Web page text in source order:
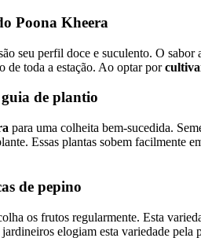
Poona Kheera
seu perfil doce e suculento. O sabor
de toda a estação. Ao optar por
guia de plantio
para uma colheita bem-sucedida.
Essas plantas sobem facilmente
de pepino
os frutos regularmente. Esta
elogiam esta variedade pela